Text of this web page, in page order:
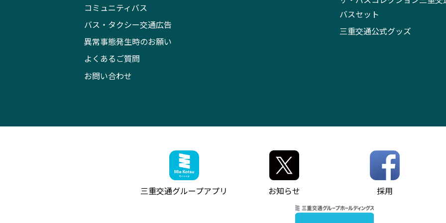
コミュニティバス
バス・タクシー交通広告
異常事態発生時のお願い
よくあるご質問
お問い合わせ
バスセット
三重交通公式グッズ
三重交通グループアプリ お知らせ 採用